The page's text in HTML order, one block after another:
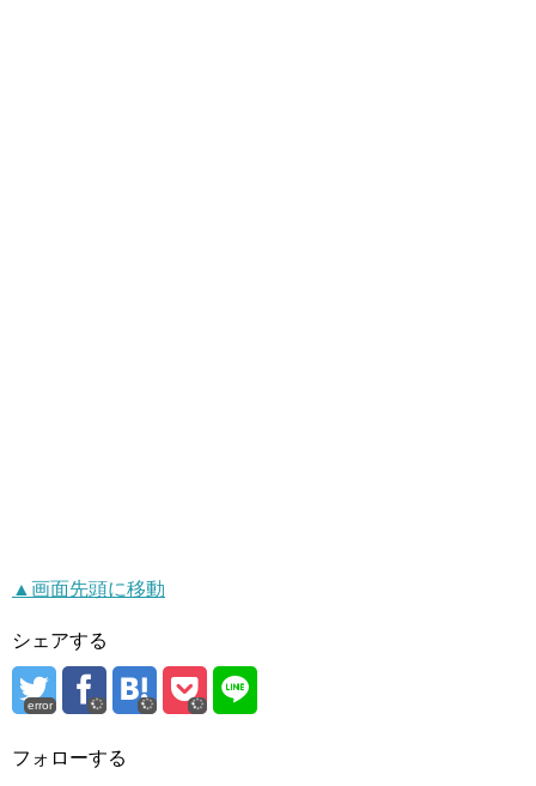
▲画面先頭に移動
シェアする
error
フォローする